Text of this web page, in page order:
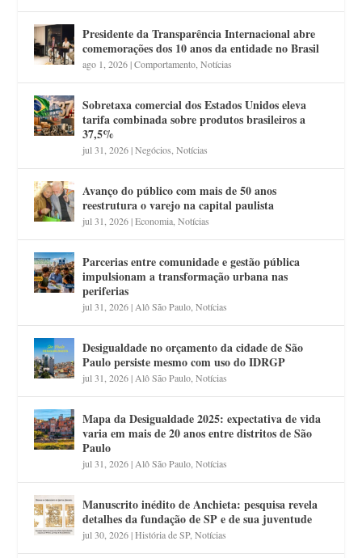
Presidente da Transparência Internacional abre
comemorações dos 10 anos da entidade no Brasil
ago 1, 2026|Comportamento ,Notícias
Sobretaxa comercial dos Estados Unidos eleva
tarifa combinada sobre produtos brasileiros a
37,5%
jul 31, 2026|Negócios ,Notícias
Avanço do público com mais de 50 anos
reestrutura o varejo na capital paulista
jul 31, 2026|Economia ,Notícias
Parcerias entre comunidade e gestão pública
impulsionam a transformação urbana nas
periferias
jul 31, 2026| Alô São Paulo ,Notícias
Desigualdade no orçamento da cidade de São
Paulo persiste mesmo com uso do IDRGP
jul 31, 2026| Alô São Paulo ,Notícias
Mapa da Desigualdade 2025: expectativa de vida
varia em mais de 20 anos entre distritos de São
Paulo
jul 31, 2026| Alô São Paulo ,Notícias
Manuscrito inédito de Anchieta: pesquisa revela
detalhes da fundação de SP e de sua juventude
jul 30, 2026|História de SP,Notícias